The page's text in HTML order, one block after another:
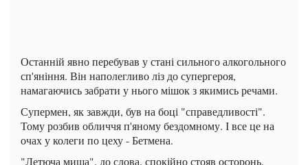
Останній явно перебував у стані сильного алкогольного
сп'яніння. Він наполегливо ліз до супергероя,
намагаючись забрати у нього мішок з якимись речами.
Супермен, як завжди, був на боці "справедливості".
Тому розбив обличчя п'яному бездомному. І все це на
очах у колеги по цеху - Бетмена.
"Летюча миша", до слова, спокійно стояв осторонь,